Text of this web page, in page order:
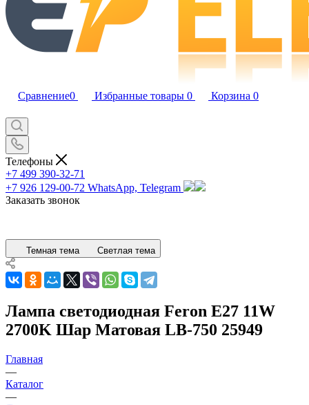
Сравнение0 Избранные товары 0 Корзина 0
Телефоны
+7 499 390-32-71
+7 926 129-00-72 WhatsApp, Telegram
Заказать звонок
Темная тема Светлая тема
Лампа светодиодная Feron E27 11W
2700K Шар Матовая LB-750 25949
Главная
—
Каталог
—